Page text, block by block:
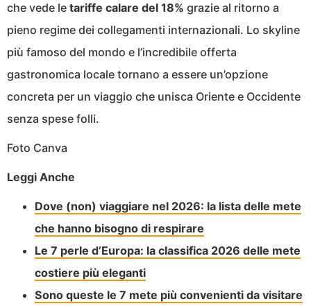
che vede le tariffe calare del 18% grazie al ritorno a
pieno regime dei collegamenti internazionali. Lo skyline
più famoso del mondo e l’incredibile offerta
gastronomica locale tornano a essere un’opzione
concreta per un viaggio che unisca Oriente e Occidente
senza spese folli.
Foto Canva
Leggi Anche
Dove (non) viaggiare nel 2026: la lista delle mete
che hanno bisogno di respirare
Le 7 perle d’Europa: la classifica 2026 delle mete
costiere più eleganti
Sono queste le 7 mete più convenienti da visitare